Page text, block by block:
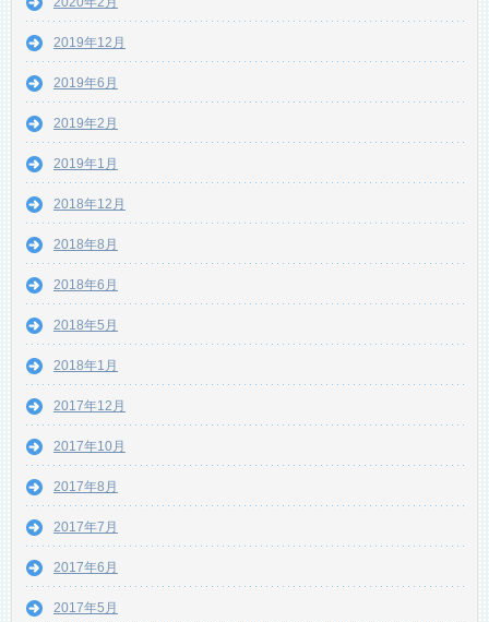
2019年12月
2019年6月
2019年2月
2019年1月
2018年12月
2018年8月
2018年6月
2018年5月
2018年1月
2017年12月
2017年10月
2017年8月
2017年7月
2017年6月
2017年5月